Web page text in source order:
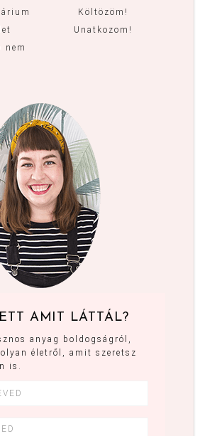
nem
Költözöm!
Unatkozom!
AMIT LÁTTÁL?
anyag boldogságról,
életről, amit szeretsz
is.